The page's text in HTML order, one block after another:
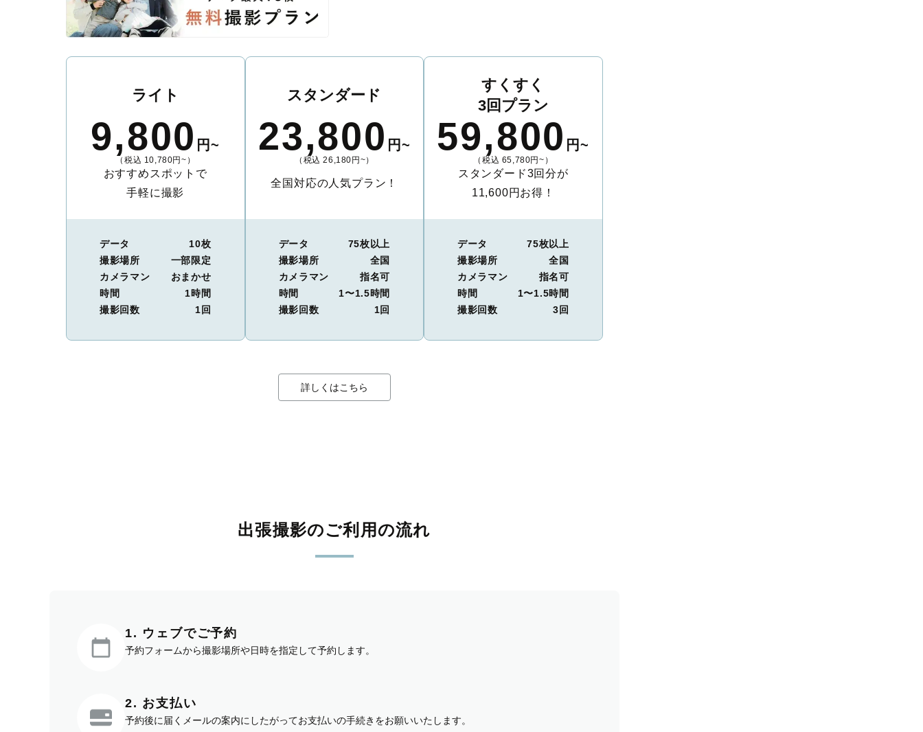
ライト
9,800 円~
（税込 10,780円~）
おすすめスポットで
手軽に撮影
データ
10枚
撮影場所
一部限定
カメラマン
おまかせ
時間
1時間
撮影回数
1回
スタンダード
23,800 円~
（税込 26,180円~）
全国対応の人気プラン！
データ
75枚以上
撮影場所
全国
カメラマン
指名可
時間
1〜1.5時間
撮影回数
1回
すくすく
3回プラン
59,800 円~
（税込 65,780円~）
スタンダード3回分が
11,600円お得！
データ
75枚以上
撮影場所
全国
カメラマン
指名可
時間
1〜1.5時間
撮影回数
3回
詳しくはこちら
出張撮影のご利用の流れ
1. ウェブでご予約
予約フォームから撮影場所や日時を指定して予約します。
2. お支払い
予約後に届くメールの案内にしたがってお支払いの手続きをお願いいたします。